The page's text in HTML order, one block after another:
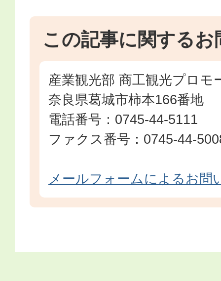
この記事に関するお
産業観光部 商工観光プロモ
奈良県葛城市柿本166番地
電話番号：0745-44-5111
ファクス番号：0745-44-
メールフォームによるお問